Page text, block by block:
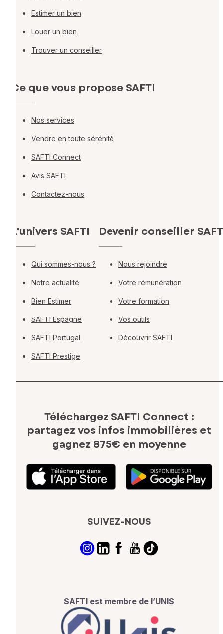
Estimer un bien
Louer un bien
Trouver un conseiller
Ce que vous propose SAFTI
Nos services
Vendre en toute sérénité
SAFTI Connect
Avis SAFTI
Contactez-nous
L'univers SAFTI
Qui sommes-nous ?
Notre actualité
Bien Estimer
SAFTI Espagne
SAFTI Portugal
SAFTI Prestige
Devenir conseiller
Nous rejoindre
Votre rémunération
Votre formation
Vos outils
Découvrir SAFTI
Téléchargez SAFTI Connect :
partagez vos infos immobilières et
gagnez 875€ en moyenne
SUIVEZ-NOUS
SAFTI est membre de l’UNIS